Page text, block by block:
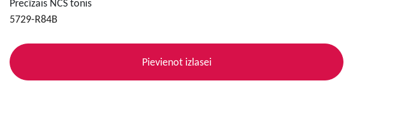
Precīzais NCS tonis
5729-R84B
Pievienot izlasei